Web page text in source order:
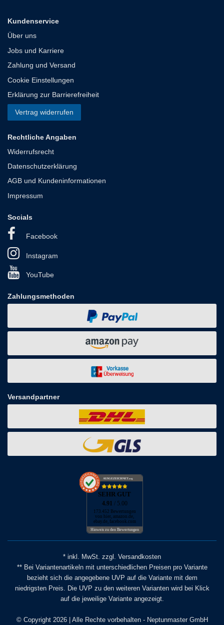
Kundenservice
Über uns
Jobs und Karriere
Zahlung und Versand
Cookie Einstellungen
Erklärung zur Barrierefreiheit
Vertrag widerrufen
Rechtliche Angaben
Widerrufsrecht
Datenschutzerklärung
AGB und Kundeninformationen
Impressum
Socials
Facebook
Instagram
YouTube
Zahlungsmethoden
Versandpartner
AUSGEZEICHNET.org
SEHR GUT
4.91 / 5.00
173.452 Bewertungen
von hier, amazon.de,
ebay.de, facebook.com
Hinweis zu den Bewertungen
* inkl. MwSt. zzgl. Versandkosten
** Bei Variantenartikeln mit unterschiedlichen Preisen pro Variante
bezieht sich die angegebene UVP auf die Variante mit dem
niedrigsten Preis. Die UVP zu den weiteren Varianten wird bei Klick
auf die jeweilige Variante angezeigt.
© Copyright 2026 | Alle Rechte vorbehalten - Neptunmaster GmbH